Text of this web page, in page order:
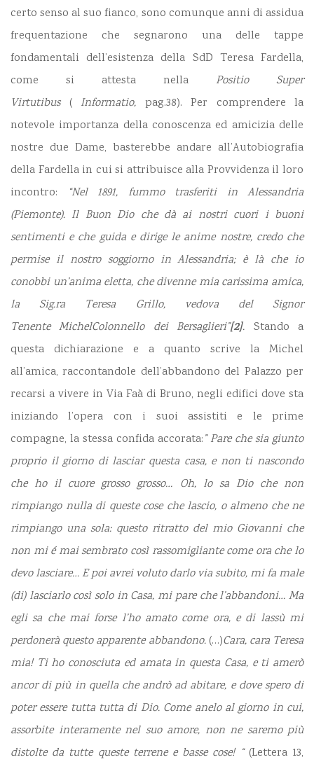
certo senso al suo fianco, sono comunque anni di assidua
frequentazione che segnarono una delle tappe
fondamentali dell’esistenza della SdD Teresa Fardella,
come si attesta nella Positio Super
Virtutibus( Informatio, pag.38). Per comprendere la
notevole importanza della conoscenza ed amicizia delle
nostre due Dame, basterebbe andare all’Autobiografia
della Fardella in cui si attribuisce alla Provvidenza il loro
incontro:
“Nel 1891, fummo trasferiti in Alessandria
(Piemonte). Il Buon Dio che dà ai nostri cuori i buoni
sentimenti e che guida e dirige le anime nostre, credo che
permise il nostro soggiorno in Alessandria; è là che io
conobbi un’anima eletta, che divenne mia carissima amica,
la Sig.ra Teresa Grillo, vedova del Signor
TenenteMichelColonnello dei Bersaglieri”[2]. Stando a
questa dichiarazione e a quanto scrive la Michel
all’amica, raccontandole dell’abbandono del Palazzo per
recarsi a vivere in Via Faà di Bruno, negli edifici dove sta
iniziando l’opera con i suoi assistiti e le prime
compagne, la stessa confida accorata:” Pareche sia giunto
proprio il giorno di lasciar questa casa, e non ti nascondo
che ho il cuore grosso grosso… Oh, lo sa Dio che non
rimpiango nulla di queste cose che lascio, o almeno che ne
rimpiango una sola: questo ritratto del mio Giovanni che
non mi é mai sembrato così rassomigliante come ora che lo
devo lasciare… E poi avrei voluto darlo via subito, mi fa male
(di) lasciarlo così solo in Casa, mi pare che l’abbandoni… Ma
egli sa che mai forse l’ho amato come ora, e di lassù mi
perdonerà questo apparente abbandono.(…)Cara, cara Teresa
mia! Ti ho conosciuta ed amata in questa Casa, e ti amerò
ancor di più in quella che andrò ad abitare, e dove spero di
poter essere tutta tutta di Dio. Come anelo al giorno in cui,
assorbite interamente nel suo amore, non ne saremo più
distolte da tutte queste terrene e basse cose! “ (Lettera 13,